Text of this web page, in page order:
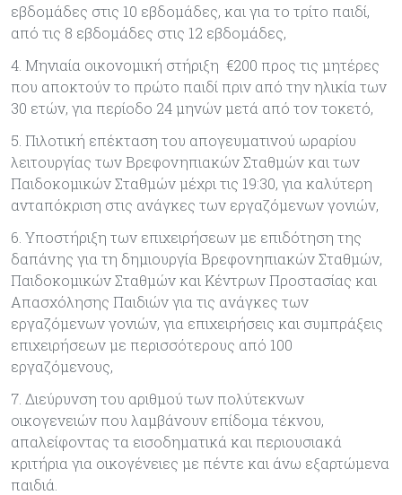
εβδομάδες στις 10 εβδομάδες, και για το τρίτο παιδί,
από τις 8 εβδομάδες στις 12 εβδομάδες,
4. Μηνιαία οικονομική στήριξη €200 προς τις μητέρες
που αποκτούν το πρώτο παιδί πριν από την ηλικία των
30 ετών, για περίοδο 24 μηνών μετά από τον τοκετό,
5. Πιλοτική επέκταση του απογευματινού ωραρίου
λειτουργίας των Βρεφονηπιακών Σταθμών και των
Παιδοκομικών Σταθμών μέχρι τις 19:30, για καλύτερη
ανταπόκριση στις ανάγκες των εργαζόμενων γονιών,
6. Υποστήριξη των επιχειρήσεων με επιδότηση της
δαπάνης για τη δημιουργία Βρεφονηπιακών Σταθμών,
Παιδοκομικών Σταθμών και Κέντρων Προστασίας και
Απασχόλησης Παιδιών για τις ανάγκες των
εργαζόμενων γονιών, για επιχειρήσεις και συμπράξεις
επιχειρήσεων με περισσότερους από 100
εργαζόμενους,
7. Διεύρυνση του αριθμού των πολύτεκνων
οικογενειών που λαμβάνουν επίδομα τέκνου,
απαλείφοντας τα εισοδηματικά και περιουσιακά
κριτήρια για οικογένειες με πέντε και άνω εξαρτώμενα
παιδιά.